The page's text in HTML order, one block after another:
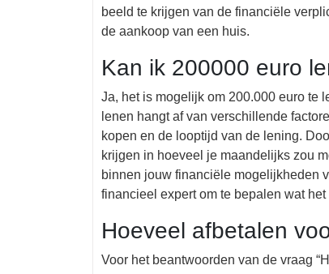
beeld te krijgen van de financiële
de aankoop van een huis.
Kan ik 200000 euro
Ja, het is mogelijk om 200.000 euro te
lenen hangt af van verschillende
kopen en de looptijd van de lening.
krijgen in hoeveel je maandelijks zou
binnen jouw financiële mogelijkheden
financieel expert om te bepalen wat
Hoeveel afbetalen
Voor het beantwoorden van de vraag